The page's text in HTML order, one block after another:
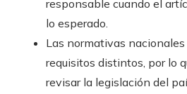
responsable cuando el
lo esperado.
Las normativas
requisitos distintos, por lo
revisar la legislación del